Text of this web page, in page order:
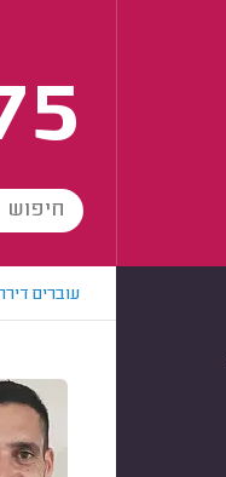
עוברים